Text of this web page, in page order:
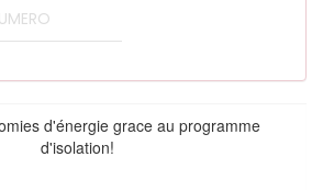
d'énergie grace au programme
d'isolation!